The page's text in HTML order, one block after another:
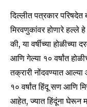
दिल्लीत पत्रकार
मिरवणुकांवर होणारे हल्ले हे
की, या वर्षीच्या
आणि गेल्या १० वर्षांत
तक्रारी नोंदवण्यात
१० वर्षांत हिंदू सण आणि
आहेत, ज्यात हिंदूंना घेरून